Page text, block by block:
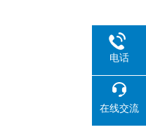
电话
在线交流